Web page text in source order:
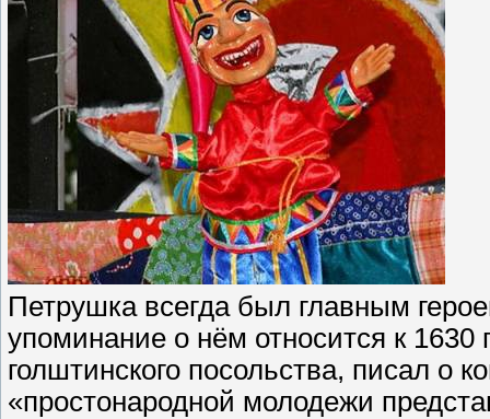
Петрушка всегда был главным
упоминание о нём относится к 1630
голштинского посольства, писал о
«простонародной молодежи